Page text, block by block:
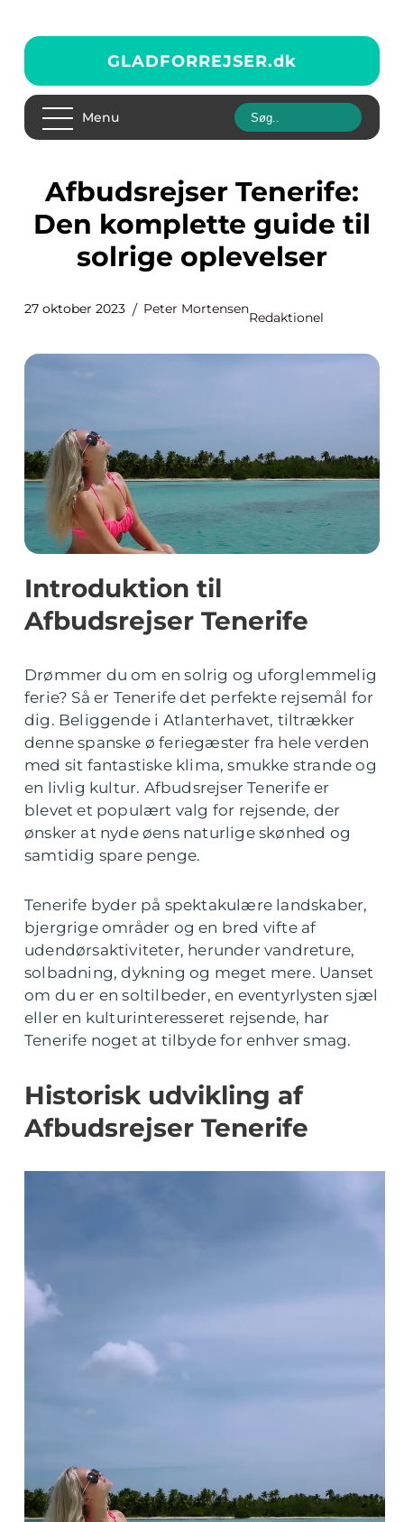
GLADFORREJSER.dk
Menu
Afbudsrejser Tenerife:
Den komplette guide til
solrige oplevelser
27 oktober 2023 Peter Mortensen
Redaktionel
Introduktion til
Afbudsrejser Tenerife
Drømmer du om en solrig og uforglemmelig
ferie? Så er Tenerife det perfekte rejsemål for
dig. Beliggende i Atlanterhavet, tiltrækker
denne spanske ø feriegæster fra hele verden
med sit fantastiske klima, smukke strande og
en livlig kultur. Afbudsrejser Tenerife er
blevet et populært valg for rejsende, der
ønsker at nyde øens naturlige skønhed og
samtidig spare penge.
Tenerife byder på spektakulære landskaber,
bjergrige områder og en bred vifte af
udendørsaktiviteter, herunder vandreture,
solbadning, dykning og meget mere. Uanset
om du er en soltilbeder, en eventyrlysten sjæl
eller en kulturinteresseret rejsende, har
Tenerife noget at tilbyde for enhver smag.
Historisk udvikling af
Afbudsrejser Tenerife